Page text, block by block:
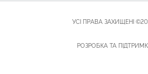
УСІ ПРАВА ЗАХИЩЕНІ
РОЗРОБКА ТА